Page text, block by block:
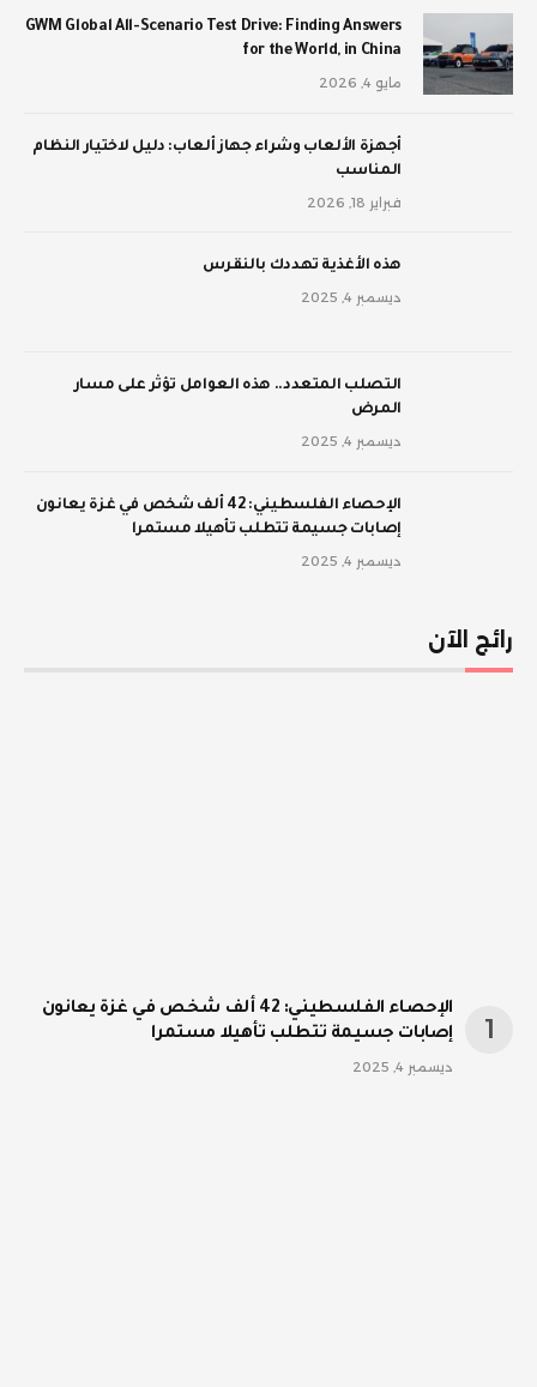
GWM Global All-Scenario Test Drive: Finding Answers
for the World, in China
مايو 4, 2026
أجهزة الألعاب وشراء جهاز ألعاب: دليل لاختيار النظام
المناسب
فبراير 18, 2026
‫هذه الأغذية تهددك بالنقرس
ديسمبر 4, 2025
‫التصلب المتعدد.. هذه العوامل تؤثر على مسار
المرض
ديسمبر 4, 2025
الإحصاء الفلسطيني: 42 ألف شخص في غزة يعانون
إصابات جسيمة تتطلب تأهيلا مستمرا
ديسمبر 4, 2025
رائج الآن
الإحصاء الفلسطيني: 42 ألف شخص في غزة يعانون
إصابات جسيمة تتطلب تأهيلا مستمرا
ديسمبر 4, 2025